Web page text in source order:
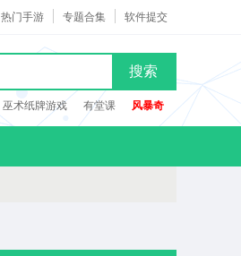
软件提交
专题合集
热门手游
搜索
巫术纸牌游戏 有堂课 风暴奇